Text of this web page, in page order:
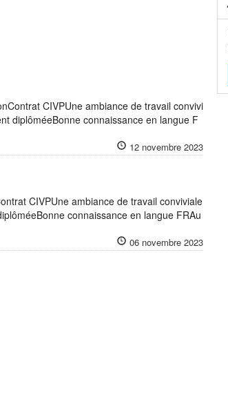
CIVPUne ambiance de travail convivi
diplôméeBonne connaissance en langue F
12 novembre 2023
CIVPUne ambiance de travail conviviale
connaissance en langue FRAu
06 novembre 2023